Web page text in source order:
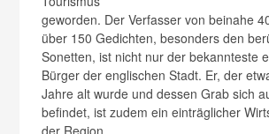
geworden. Der Verfasser von beinahe
über 150 Gedichten, besonders den
Sonetten, ist nicht nur der bekannteste
Bürger der englischen Stadt. Er, der
Jahre alt wurde und dessen Grab sich
befindet, ist zudem ein einträglicher
der Region.